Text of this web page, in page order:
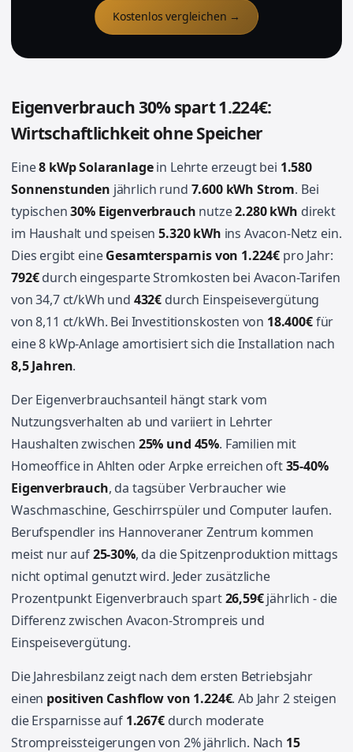
Kostenlos vergleichen →
Eigenverbrauch 30% spart 1.224€:
Wirtschaftlichkeit ohne Speicher
Eine8 kWp Solaranlagein Lehrte erzeugt bei 1.580
Sonnenstunden jährlich rund 7.600 kWh Strom. Bei
typischen30% Eigenverbrauch nutze2.280 kWh direkt
im Haushalt und speisen5.320 kWh ins Avacon-Netz ein.
Dies ergibt eineGesamtersparnis von 1.224€ pro Jahr:
792€durch eingesparte Stromkosten bei Avacon-Tarifen
von 34,7 ct/kWh und 432€ durch Einspeisevergütung
von 8,11 ct/kWh. Bei Investitionskosten von 18.400€für
eine 8 kWp-Anlage amortisiert sich die Installation nach
8,5 Jahren.
Der Eigenverbrauchsanteil hängt stark vom
Nutzungsverhalten ab und variiert in Lehrter
Haushalten zwischen 25% und 45%. Familien mit
Homeoffice in Ahlten oder Arpke erreichen oft35-40%
Eigenverbrauch, da tagsüber Verbraucher wie
Waschmaschine, Geschirrspüler und Computer laufen.
Berufspendler ins Hannoveraner Zentrum kommen
meist nur auf25-30%, da die Spitzenproduktion mittags
nicht optimal genutzt wird. Jeder zusätzliche
Prozentpunkt Eigenverbrauch spart26,59€jährlich - die
Differenz zwischen Avacon-Strompreis und
Einspeisevergütung.
Die Jahresbilanz zeigt nach dem ersten Betriebsjahr
einen positiven Cashflow von 1.224€. Ab Jahr 2 steigen
die Ersparnisse auf 1.267€durch moderate
Strompreissteigerungen von 2% jährlich. Nach 15